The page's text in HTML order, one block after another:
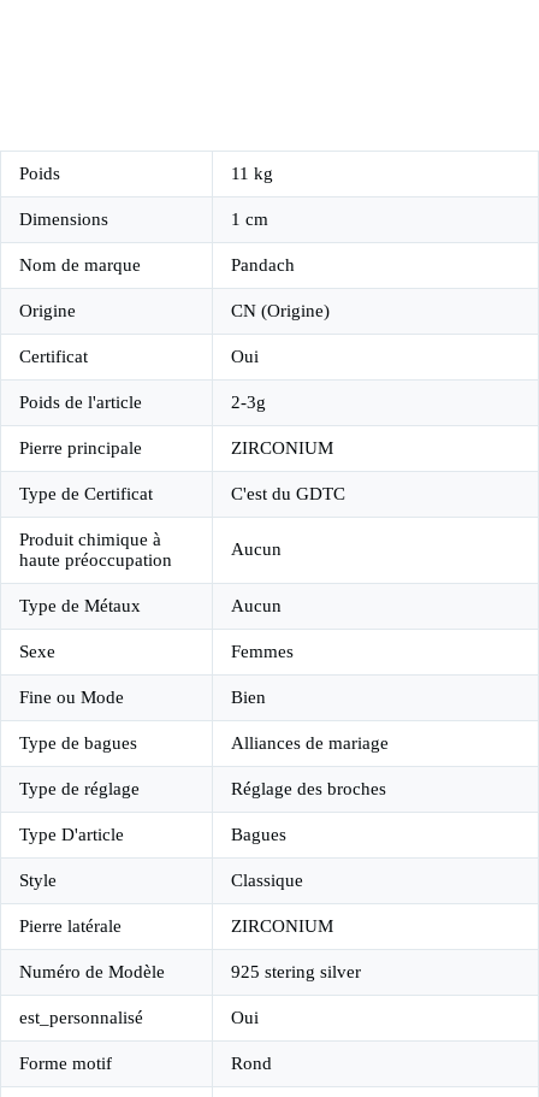
Poids 11 kg
Dimensions 1 cm
Nom de marque Pandach
Origine CN (Origine)
Certificat Oui
Poids de l'article 2-3g
Pierre principale ZIRCONIUM
Type de Certificat C'est du GDTC
Produit chimique à
haute préoccupation
Aucun
Type de Métaux Aucun
Sexe Femmes
Fine ou Mode Bien
Type de bagues Alliances de mariage
Type de réglage Réglage des broches
Type D'article Bagues
Style Classique
Pierre latérale ZIRCONIUM
Numéro de Modèle 925 stering silver
est_personnalisé Oui
Forme motif Rond